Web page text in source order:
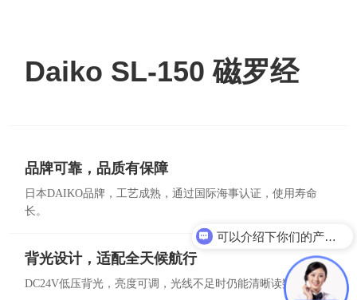
Daiko SL‑150 磁罗经
品牌可靠，品质有保障
日本DAIKO品牌，工艺成熟，通过国际海事认证，使用寿命
长。
背光设计，适配全天候航行
DC24V低压背光，亮度可调，光线不足时仍能清晰读数。
可以介绍下你们的产品么？